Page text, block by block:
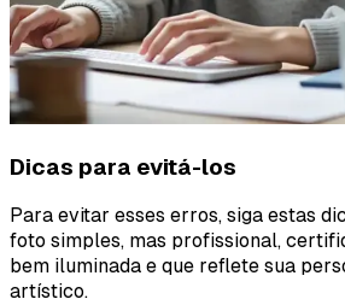
Dicas para evitá-los
Para evitar esses erros, siga estas
foto simples, mas profissional,
bem iluminada e que reflete sua
artístico.